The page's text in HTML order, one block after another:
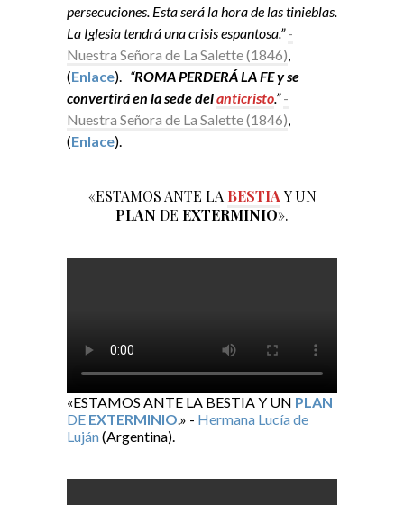
persecuciones. Esta será la hora de las tinieblas.
La Iglesia tendrá una crisis espantosa.” -
Nuestra Señora de La Salette (1846),
(Enlace). “ROMA PERDERÁ LA FE y se
convertirá en la sede delanticristo.” -
Nuestra Señora de La Salette (1846),
(Enlace).
«ESTAMOS ANTE LA BESTIA Y UN
PLAN DE EXTERMINIO».
«ESTAMOS ANTE LA BESTIA Y UN PLAN
DE EXTERMINIO.» - Hermana Lucía de
Luján(Argentina).